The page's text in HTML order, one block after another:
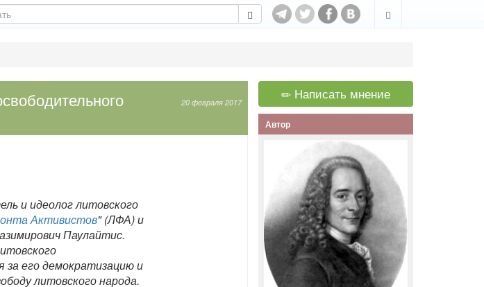
20 февраля 2017
и идеолог литовского
Активистов" (ЛФА) и
Паулайтис.
за его демократизацию и
литовского народа.
Написать мнение
Автор